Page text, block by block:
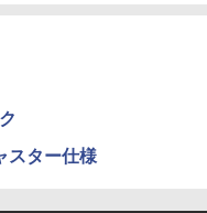
スター仕様